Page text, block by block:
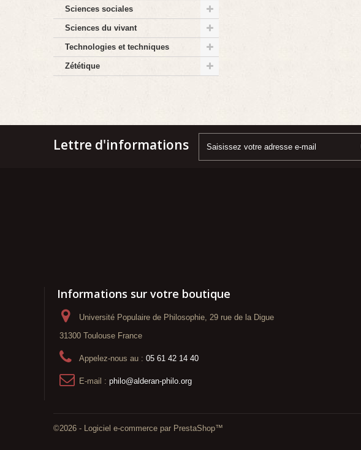
Sciences sociales
Sciences du vivant
Technologies et techniques
Zététique
Lettre d'informations
©2026 - Logiciel e-commerce par PrestaShop™
Informations sur votre boutique
Université Populaire de Philosophie, 29 rue de la Digue
31300 Toulouse France
Appelez-nous au : 05 61 42 14 40
E-mail : philo@alderan-philo.org